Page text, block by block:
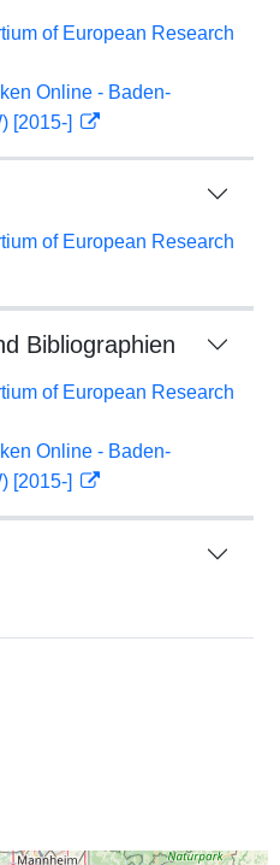
of European Research
Online - Baden-
[2015-]
of European Research
Bibliographien
of European Research
Online - Baden-
[2015-]